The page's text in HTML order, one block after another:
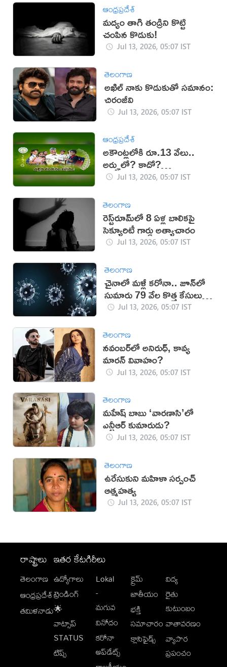
ఆంధ్రప్రదేశ్
మద్యం తాగి తండ్రిని కొట్టి
చంపిన కొడుకు!
Jul 13, 2026, 05:07 IST
తెలంగాణ
అఖిల్‌ నాకు కొడుకుతో సమానం:
చిరంజీవి
Jul 13, 2026, 05:07 IST
ఆంధ్రప్రదేశ్
అకౌంట్లలోకి రూ.13 వేలు..
అర్హులో? కాదో?
తెలుసుకోండిలా..
Jul 13, 2026, 05:07 IST
తెలంగాణ
రెస్ట్‌రూమ్‌లో 8 ఏళ్ల బాలికపై
సెక్యూరిటీ గార్డు అత్యాచారం
Jul 13, 2026, 05:07 IST
తెలంగాణ
చైనాలో మళ్లీ కరోనా.. జూన్‌లో
సుమారు 79 వేల కొత్త కేసులు
నమోదుJul 13, 2026, 05:07 IST
తెలంగాణ
నవంబర్‌లో అనిరుధ్, కావ్య
మారన్ వివాహం?
Jul 13, 2026, 05:07 IST
తెలంగాణ
మహేష్ బాబు ‘వారణాసి’లో
ఎన్టీఆర్ కుమారుడు?
Jul 13, 2026, 05:07 IST
తెలంగాణ
ఉరేసుకుని మహిళా సర్పంచ్
ఆత్మహత్య
Jul 13, 2026, 05:07 IST
రాష్ట్రాలు
తెలంగాణ
ఆంధ్రప్రదేశ్
తమిళనాడు
ఇతర కేటగిరీలు
ఉద్యోగాలు
ట్రెండింగ్
🌟
వాట్సాప్
STATUS
టిప్స్
Lokal
-
మగువ
వినోదం
కరోనా
అప్‌డేట్స్
క్రైమ్
జాతీయం
భక్తి
సమాచారం
క్లాసిఫైడ్స్
విద్య
రైతు
కుటుంబం
వాతావరణం
వ్యాపార
ప్రపంచం